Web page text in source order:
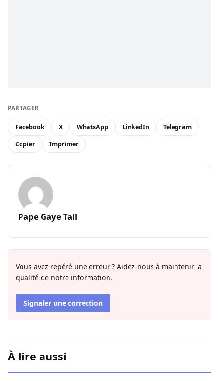
PARTAGER
Facebook X WhatsApp LinkedIn Telegram
Copier Imprimer
Pape Gaye Tall
Vous avez repéré une erreur ? Aidez-nous à maintenir la
qualité de notre information.
Signaler une correction
À lire aussi